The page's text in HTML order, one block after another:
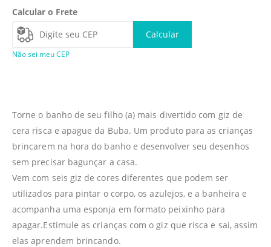
Calcular o Frete
Calcular
Não sei meu CEP
Torne o banho de seu filho (a) mais divertido com giz de
cera risca e apague da Buba. Um produto para as crianças
brincarem na hora do banho e desenvolver seu desenhos
sem precisar bagunçar a casa.
Vem com seis giz de cores diferentes que podem ser
utilizados para pintar o corpo, os azulejos, e a banheira e
acompanha uma esponja em formato peixinho para
apagar.Estimule as crianças com o giz que risca e sai, assim
elas aprendem brincando.